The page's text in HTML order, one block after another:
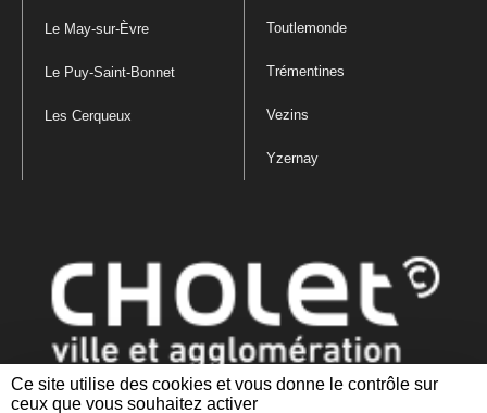
Ce site utilise des cookies et vous donne le contrôle sur
ceux que vous souhaitez activer
Le May-sur-Èvre
Le Puy-Saint-Bonnet
Les Cerqueux
Toutlemonde
Trémentines
Vezins
Yzernay